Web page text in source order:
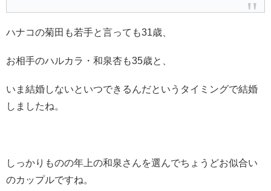
ハナコの菊田も若手と言っても31歳、
お相手のハルカラ・ 和泉杏も35歳と、
いま結婚しないといつできるんだというタイミングで結婚
しましたね。
しっかりものの年上の和泉さんを選んでちょうどお似合い
のカップルですね。